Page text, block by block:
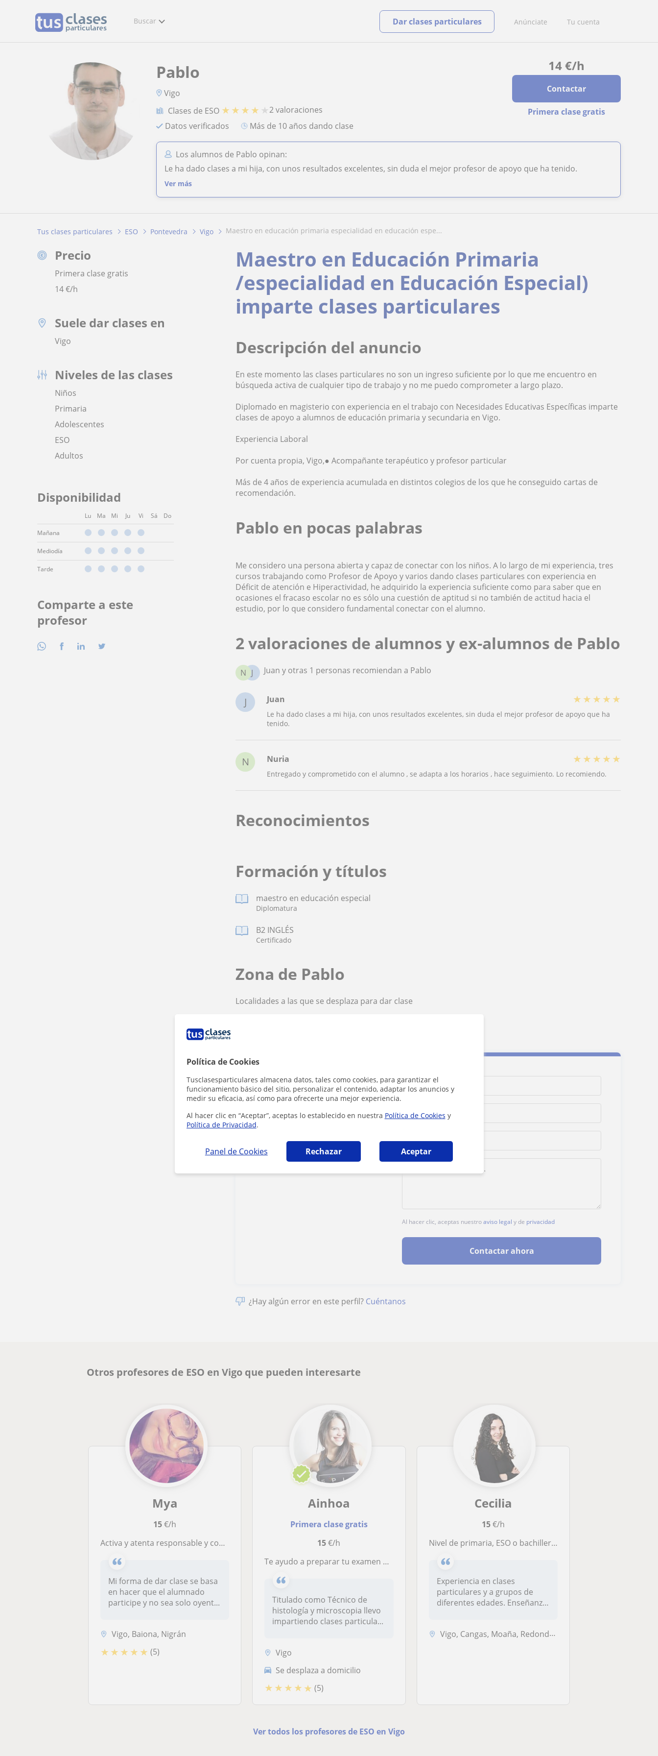
Política de Cookies
Tusclasesparticulares almacena datos, tales como cookies, para garantizar el
funcionamiento básico del sitio, personalizar el contenido, adaptar los anuncios y
medir su eficacia, así como para ofrecerte una mejor experiencia.
Al hacer clic en “Aceptar”, aceptas lo establecido en nuestra Política de Cookies y
Política de Privacidad.
Panel de Cookies Rechazar Aceptar
Buscar Anúnciate Tu cuenta
Dar clases particulares
14€/h
Contactar
Primera clase gratis
Pablo
Vigo
Clases de ESO ★ ★ ★ ★ ★2 valoraciones
Datos verificados
más de 10 años dando clase
Los alumnos de Pablo opinan:
Le ha dado clases a mi hija, con unos resultados excelentes, sin duda el mejor profesor de apoyo que ha tenido.
Ver más
Tus clases particulares ESO Pontevedra Vigo maestro en educación primaria especialidad en educación espe...
Precio
Primera clase gratis
14€/h
Suele dar clases en
Vigo
Niveles de las clases
Niños
Primaria
Adolescentes
ESO
Adultos
Disponibilidad
Lu Ma Mi Ju Vi Sá Do
Mañana
Mediodía
Tarde
Comparte a este
profesor
Maestro en Educación Primaria
/especialidad en Educación Especial)
imparte clases particulares
Descripción del anuncio
En este momento las clases particulares no son un ingreso suficiente por lo que me encuentro en
búsqueda activa de cualquier tipo de trabajo y no me puedo comprometer a largo plazo.
Diplomado en magisterio con experiencia en el trabajo con Necesidades Educativas Específicas imparte
clases de apoyo a alumnos de educación primaria y secundaria en Vigo.
Experiencia Laboral
Por cuenta propia, Vigo,● Acompañante terapéutico y profesor particular
Más de 4 años de experiencia acumulada en distintos colegios de los que he conseguido cartas de
recomendación.
Pablo en pocas palabras
Me considero una persona abierta y capaz de conectar con los niños. A lo largo de mi experiencia, tres
cursos trabajando como Profesor de Apoyo y varios dando clases particulares con experiencia en
Déficit de atención e Hiperactividad, he adquirido la experiencia suficiente como para saber que en
ocasiones el fracaso escolar no es sólo una cuestión de aptitud si no también de actitud hacia el
estudio, por lo que considero fundamental conectar con el alumno.
2 valoraciones de alumnos y ex-alumnos de Pablo
J
N Juan y otras 1 personas recomiendan a Pablo
J Juan ★ ★ ★ ★ ★
Le ha dado clases a mi hija, con unos resultados excelentes, sin duda el mejor profesor de apoyo que ha
tenido.
N Nuria ★ ★ ★ ★ ★
Entregado y comprometido con el alumno , se adapta a los horarios , hace seguimiento. Lo recomiendo.
Reconocimientos
Formación y títulos
maestro en educación especial
Diplomatura
B2 INGLÉS
Certificado
Zona de Pablo
Localidades a las que se desplaza para dar clase
Contacta con Pablo
Tarifa
1ª clase gratis
Al hacer clic, aceptas nuestroaviso legal y de privacidad
Contactar ahora
¿Hay algún error en este perfil? Cuéntanos
Otros profesores de ESO en Vigo que pueden interesarte
Mya
15€/h
Activa y atenta responsable y comprometida, me gusta enseñar.
Mi forma de dar clase se basa
en hacer que el alumnado
participe y no sea solo oyent...
Vigo, Baiona, Nigrán
★ ★ ★ ★ ★ (5)
Ainhoa
Primera clase gratis
15€/h
Te ayudo a preparar tu examen de una manera fácil y sencilla
Titulado como Técnico de
histología y microscopia llevo
impartiendo clases particula...
Vigo
Se desplaza a domicilio
★ ★ ★ ★ ★ (5)
Cecilia
15€/h
Nivel de primaria, ESO o bachillerato: Matematicas (Algebra, Geometría, Trigonometría, Estadistica...) Física
Experiencia en clases
particulares y a grupos de
diferentes edades. Enseñanza
Vigo, Cangas, Moaña, Redondela
Ver todos los profesores de ESO en Vigo